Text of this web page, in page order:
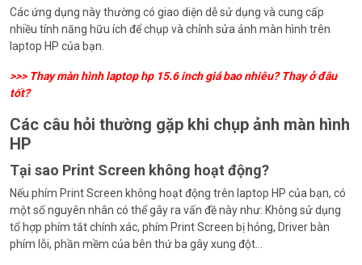
Các ứng dụng này thường có giao diện dễ sử dụng và cung cấp
nhiều tính năng hữu ích để chụp và chỉnh sửa ảnh màn hình trên
laptop HP của bạn.
>>> Thay màn hình laptop hp 15.6 inch giá bao nhiêu? Thay ở đâu
tốt?
Các câu hỏi thường gặp khi chụp ảnh màn hình
HP
Tại sao Print Screen không hoạt động?
Nếu phím Print Screen không hoạt động trên laptop HP của bạn, có
một số nguyên nhân có thể gây ra vấn đề này như: Không sử dụng
tổ hợp phím tắt chính xác, phím Print Screen bị hỏng, Driver bàn
phím lỗi, phần mềm của bên thứ ba gây xung đột…